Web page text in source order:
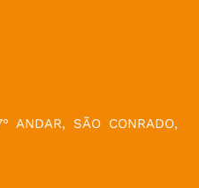
ANDAR, SÃO CONRADO,